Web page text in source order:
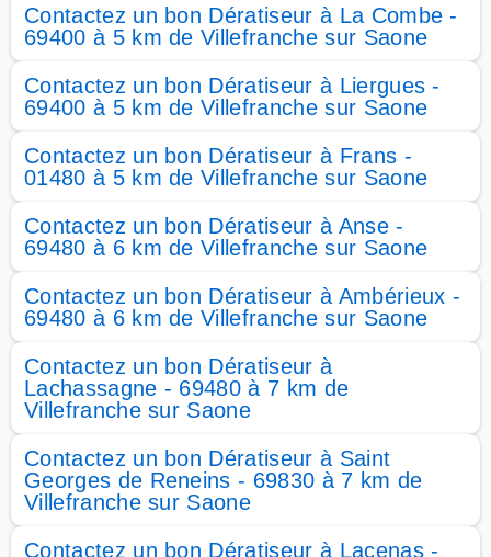
Contactez un bon Dératiseur à La Combe -
69400 à 5 km de Villefranche sur Saone
Contactez un bon Dératiseur à Liergues -
69400 à 5 km de Villefranche sur Saone
Contactez un bon Dératiseur à Frans -
01480 à 5 km de Villefranche sur Saone
Contactez un bon Dératiseur à Anse -
69480 à 6 km de Villefranche sur Saone
Contactez un bon Dératiseur à Ambérieux -
69480 à 6 km de Villefranche sur Saone
Contactez un bon Dératiseur à
Lachassagne - 69480 à 7 km de
Villefranche sur Saone
Contactez un bon Dératiseur à Saint
Georges de Reneins - 69830 à 7 km de
Villefranche sur Saone
Contactez un bon Dératiseur à Lacenas -